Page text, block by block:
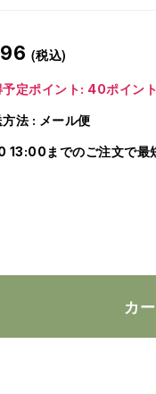
(税込)
予定ポイント: 40ポイン
法 : メール便
13:00までのご注文で最